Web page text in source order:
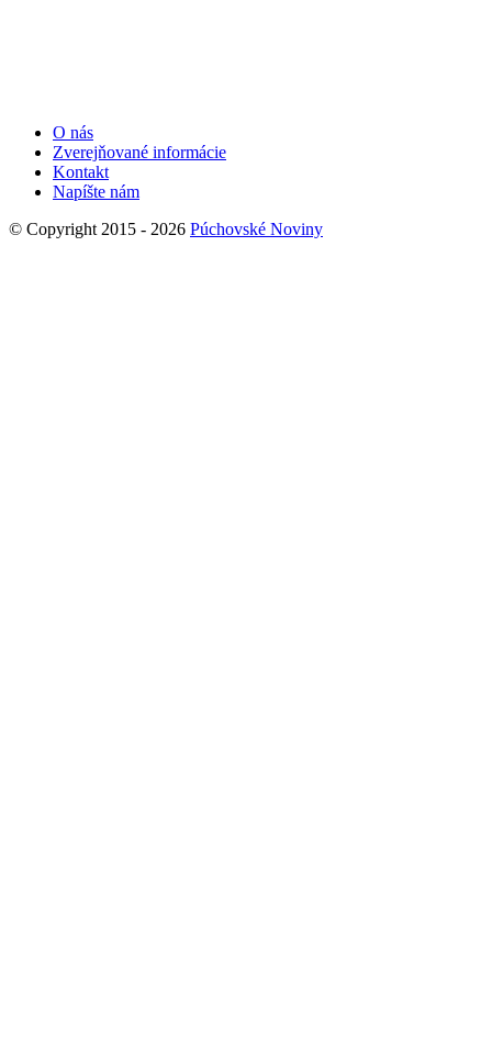
O nás
Zverejňované informácie
Kontakt
Napíšte nám
© Copyright 2015 - 2026 Púchovské Noviny